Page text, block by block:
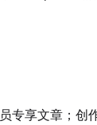
专享文章；创